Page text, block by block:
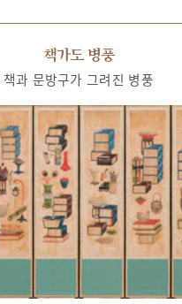
책가도 병풍
책과 문방구가 그려진 병풍